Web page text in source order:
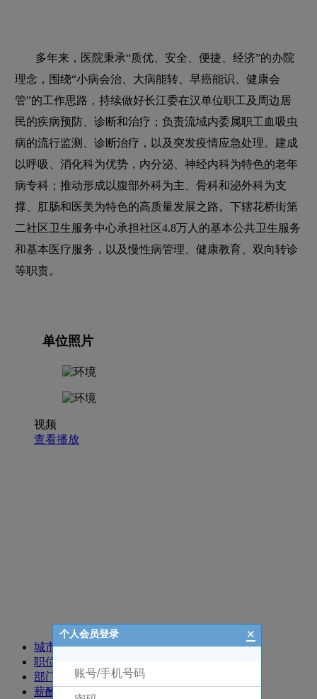
多年来，医院秉承“质优、安全、便捷、经济”的办院
理念，围绕“小病会治、大病能转、早癌能识、健康会
管”的工作思路，持续做好长江委在汉单位职工及周边居
民的疾病预防、诊断和治疗；负责流域内委属职工血吸虫
病的流行监测、诊断治疗，以及突发疫情应急处理。建成
以呼吸、消化科为优势，内分泌、神经内科为特色的老年
病专科；推动形成以腹部外科为主、骨科和泌外科为支
撑、肛肠和医美为特色的高质量发展之路。下辖花桥街第
二社区卫生服务中心承担社区4.8万人的基本公共卫生服务
和基本医疗服务，以及慢性病管理、健康教育、双向转诊
等职责。
单位照片
视频
查看播放
城市
职位
部门
薪酬
个人会员登录 ×